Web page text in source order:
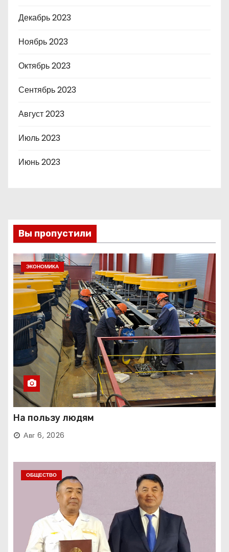
Декабрь 2023
Ноябрь 2023
Октябрь 2023
Сентябрь 2023
Август 2023
Июль 2023
Июнь 2023
Вы пропустили
ЭКОНОМИКА
На пользу людям
Авг 6, 2026
ОБЩЕСТВО